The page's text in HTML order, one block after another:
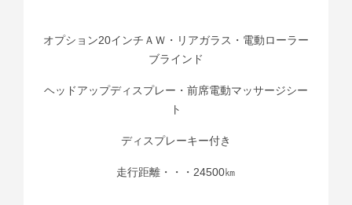
オプション20インチＡＷ・リアガラス・電動ローラー
ブラインド
ヘッドアップディスプレー・前席電動マッサージシー
ト
ディスプレーキー付き
走行距離・・・24500㎞